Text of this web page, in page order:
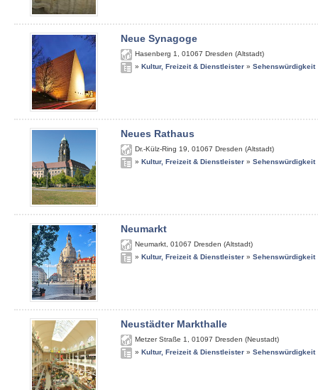
Neue Synagoge
Hasenberg 1 01067 Dresden (Altstadt)
» Kultur, Freizeit & Dienstleister » Sehenswürdigkeit
Neues Rathaus
Dr.-Külz-Ring 19 01067 Dresden (Altstadt)
» Kultur, Freizeit & Dienstleister » Sehenswürdigkeit
Neumarkt
Neumarkt 01067 Dresden (Altstadt)
» Kultur, Freizeit & Dienstleister » Sehenswürdigkeit
Neustädter Markthalle
Metzer Straße 1 01097 Dresden (Neustadt)
» Kultur, Freizeit & Dienstleister » Sehenswürdigkeit